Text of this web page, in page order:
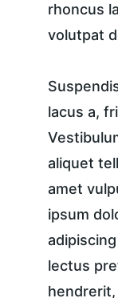
rhoncus
volutpat
lacus a,
aliquet
amet
ipsum
lectus